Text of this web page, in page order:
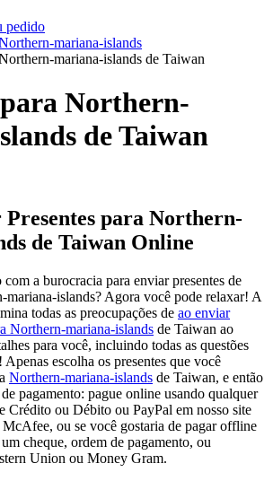
pedido
mariana-islands
mariana-islands de Taiwan
para Northern-
de Taiwan
para Northern-
de Taiwan Online
com a burocracia para enviar presentes de
mariana-islands? Agora você pode relaxar! A
todas as preocupações de ao enviar
Northern-mariana-islands de Taiwan ao
para você, incluindo todas as questões
escolha os presentes que você
Northern-mariana-islands de Taiwan, e então
pagamento: pague online usando qualquer
Crédito ou Débito ou PayPal em nosso site
ou se você gostaria de pagar offline
cheque, ordem de pagamento, ou
Union ou Money Gram.